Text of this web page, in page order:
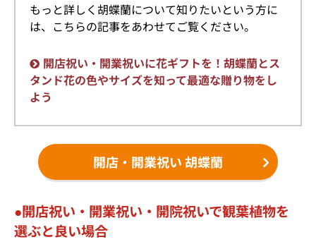
もっと詳しく胡蝶蘭について知りたいという方に
は、こちらの記事をあわせてご覧ください。
開店祝い・開業祝いに花ギフトを！胡蝶蘭とス
タンド花の色やサイズを知って最適な贈り物をし
よう
開店・開業祝い 胡蝶蘭
開店祝い・開業祝い・開院祝いで観葉植物を
選ぶと良い場合